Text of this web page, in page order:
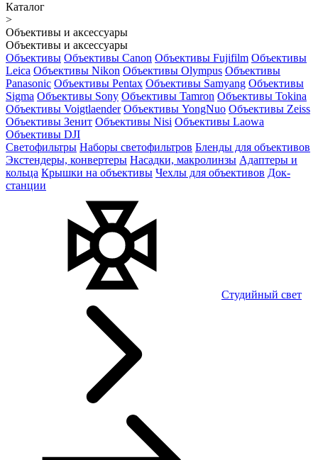
Каталог
>
Объективы и аксессуары
Объективы и аксессуары
Объективы Объективы Canon Объективы Fujifilm Объективы
Leica Объективы Nikon Объективы Olympus Объективы
Panasonic Объективы Pentax Объективы Samyang Объективы
Sigma Объективы Sony Объективы Tamron Объективы Tokina
Объективы Voigtlaender Объективы YongNuo Объективы Zeiss
Объективы Зенит Объективы Nisi Объективы Laowa
Объективы DJI
Светофильтры Наборы светофильтров Бленды для объективов
Экстендеры, конвертеры Насадки, макролинзы Адаптеры и
кольца Крышки на объективы Чехлы для объективов Док-
станции
Студийный свет